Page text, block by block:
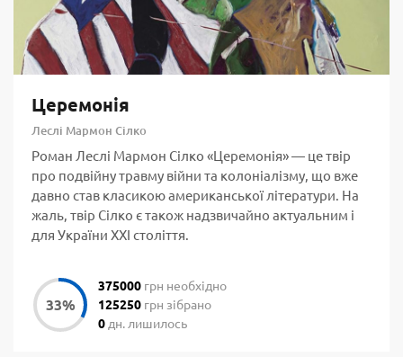
Церемонія
Леслі Мармон Сілко
Роман Леслі Мармон Сілко «Церемонія» — це твір
про подвійну травму війни та колоніалізму, що вже
давно став класикою американської літератури. На
жаль, твір Сілко є також надзвичайно актуальним і
для України ХХІ століття.
375000 грн необхідно
125250 грн зібрано
0 дн. лишилось